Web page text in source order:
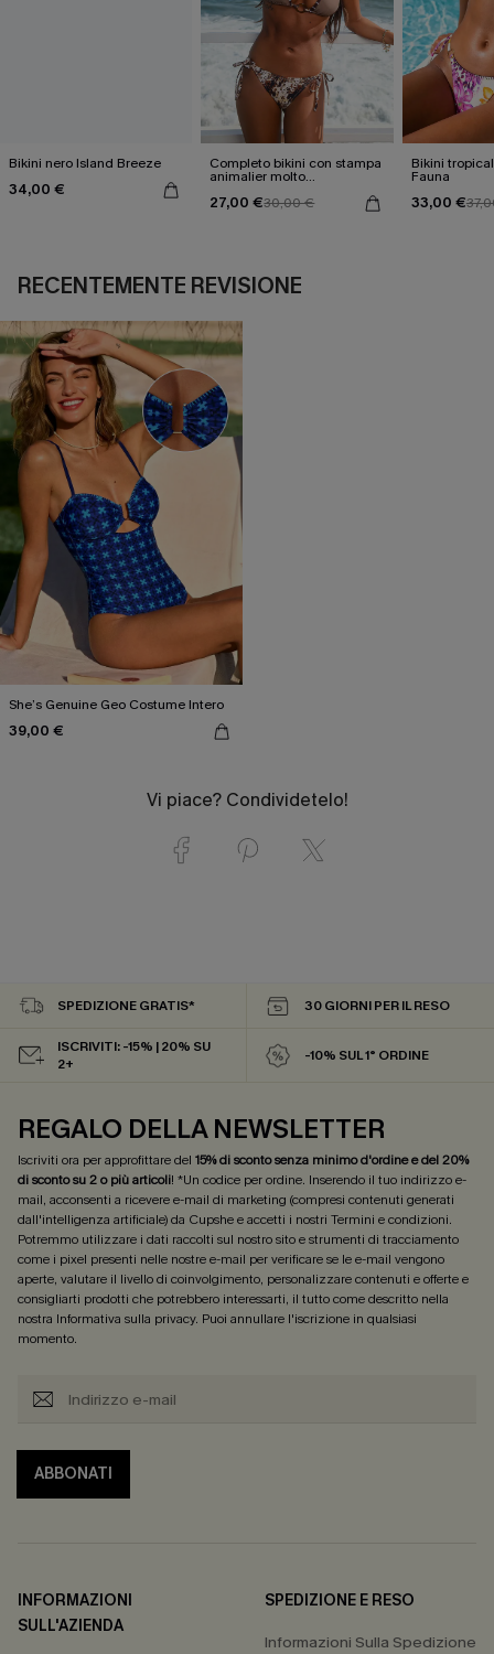
Bikini nero Island Breeze
34,00 €
Completo bikini con stampa
animalier molto
27,00 €30,00 €
Bikini
Fauna
33,00 €
RECENTEMENTE REVISIONE
She’s Genuine Geo Costume Intero
39,00 €
Vi piace? Condividetelo!
SPEDIZIONE GRATIS* 30 GIORNI PER IL RESO
ISCRIVITI: -15% | 20% SU
2+
-10% SUL 1° ORDINE
REGALO DELLA NEWSLETTER
Iscriviti ora per approfittare del 15% di sconto senza minimo d'ordine e del 20%
di sconto su 2 o più articoli! *Un codice per ordine. Inserendo il tuo indirizzo e-
mail, acconsenti a ricevere e-mail di marketing (compresi contenuti generati
dall'intelligenza artificiale) da Cupshe e accetti i nostri Termini e condizioni.
Potremmo utilizzare i dati raccolti sul nostro sito e strumenti di tracciamento
come i pixel presenti nelle nostre e-mail per verificare se le e-mail vengono
aperte, valutare il livello di coinvolgimento, personalizzare contenuti e offerte e
consigliarti prodotti che potrebbero interessarti, il tutto come descritto nella
nostra Informativa sulla privacy. Puoi annullare l'iscrizione in qualsiasi
momento.
ABBONATI
INFORMAZIONI
SULL'AZIENDA
SPEDIZIONE E RESO
Informazioni Sulla Spedizione